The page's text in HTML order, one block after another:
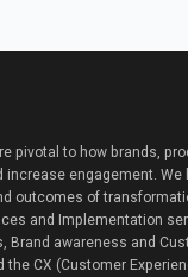
pivotal to how brands,
increase engagement.
outcomes of
and Implementation
Brand awareness and
the CX (Customer